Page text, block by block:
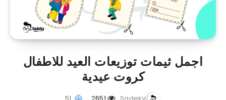
اجمل ثيمات توزيعات العيد للاطفال
كروت عيدية